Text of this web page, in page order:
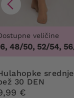
veličine
48/50, 52/54, 56/
30 DEN
€